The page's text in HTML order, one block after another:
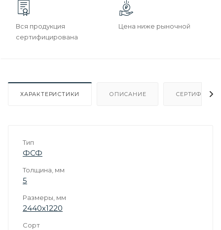
Вся продукция
сертифицирована
Цена ниже рыночной
ХАРАКТЕРИСТИКИ ОПИСАНИЕ
Тип
ФСФ
Толщина, мм
5
Размеры, мм
2440х1220
Сорт